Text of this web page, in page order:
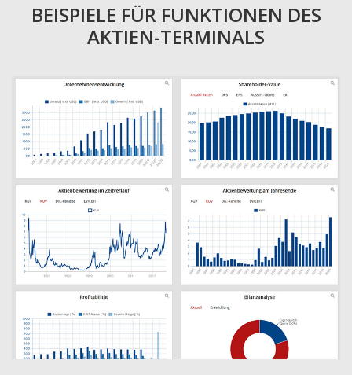
BEISPIELE FÜR FUNKTIONEN DES
AKTIEN-TERMINALS